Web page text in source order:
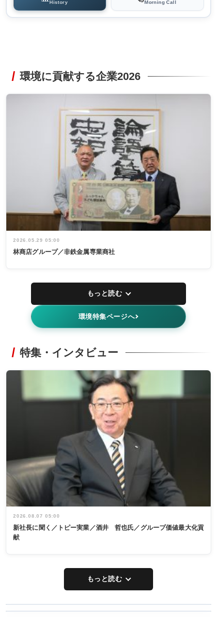
History Morning Call
環境に貢献する企業2026
2026.05.29 05:00
林商店グループ／非鉄金属専業商社
もっと読む
環境特集ページへ
特集・インタビュー
2026.08.07 05:00
新社長に聞く／トピー実業／酒井 哲也氏／グループ価値最大化貢
献
もっと読む